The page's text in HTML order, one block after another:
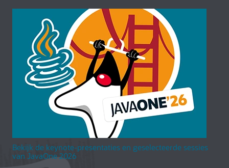
Bekijk de keynote-presentaties en geselecteerde sessies
van JavaOne 2026